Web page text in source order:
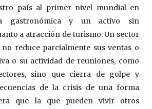
país al primer nivel mundial en
gastronómica y un activo sin
a atracción de turismo. Un sector
reduce parcialmente sus ventas o
o su actividad de reuniones, como
sino que cierra de golpe y
de la crisis de una forma
que la que pueden vivir otros